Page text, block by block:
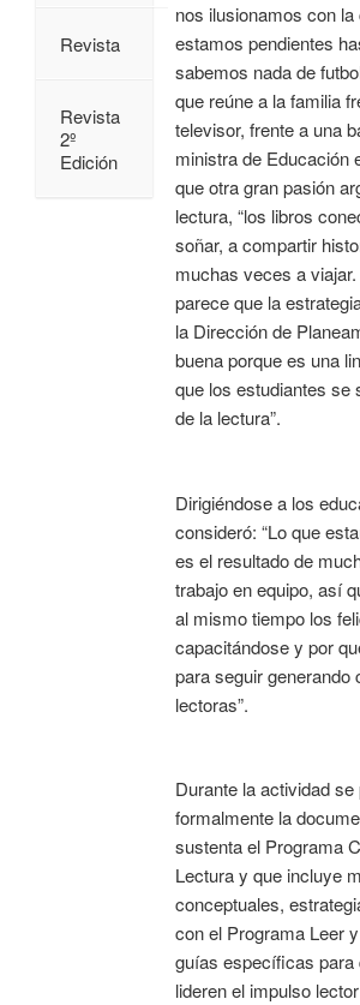
nos ilusionamos con la
estamos pendientes
sabemos nada de
que reúne a la familia
televisor, frente a una
ministra de Educación
que otra gran pasión
lectura, “los libros
soñar, a compartir
muchas veces a
parece que la
la Dirección de
buena porque es una
que los estudiantes se
de la lectura”.
Dirigiéndose a los
consideró: “Lo que
es el resultado de
trabajo en equipo, así
al mismo tiempo los
capacitándose y por
para seguir generando
lectoras”.
Durante la actividad se
formalmente la
sustenta el Programa
Lectura y que incluye
conceptuales,
con el Programa Leer
guías específicas para
lideren el impulso
Revista
Revista
2º
Edición